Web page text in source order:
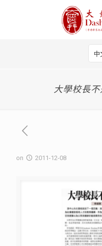
中
大學校長不
on 2011-12-08